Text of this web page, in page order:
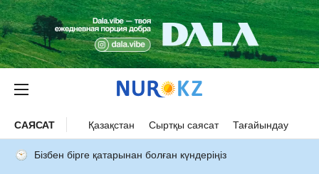
САЯСАТ Қазақстан Сыртқы саясат Тағайындау
Бізбен бірге қатарынан болған күндеріңіз